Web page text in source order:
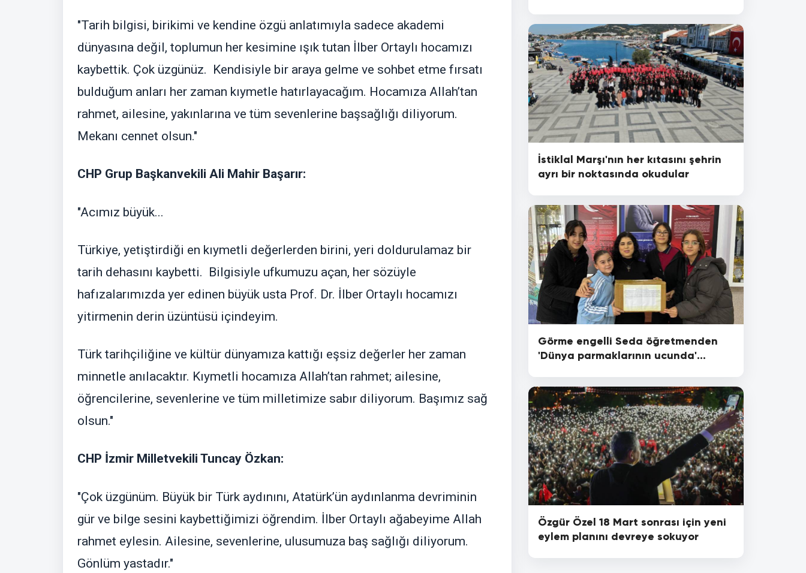
"Tarih bilgisi, birikimi ve kendine özgü anlatımıyla sadece akademi
dünyasına değil, toplumun her kesimine ışık tutan İlber Ortaylı hocamızı
kaybettik. Çok üzgünüz. Kendisiyle bir araya gelme ve sohbet etme fırsatı
bulduğum anları her zaman kıymetle hatırlayacağım. Hocamıza Allah’tan
rahmet, ailesine, yakınlarına ve tüm sevenlerine başsağlığı diliyorum.
Mekanı cennet olsun."
CHP Grup Başkanvekili Ali Mahir Başarır:
"Acımız büyük...
Türkiye, yetiştirdiği en kıymetli değerlerden birini, yeri doldurulamaz bir
tarih dehasını kaybetti. Bilgisiyle ufkumuzu açan, her sözüyle
hafızalarımızda yer edinen büyük usta Prof. Dr. İlber Ortaylı hocamızı
yitirmenin derin üzüntüsü içindeyim.
Türk tarihçiliğine ve kültür dünyamıza kattığı eşsiz değerler her zaman
minnetle anılacaktır. Kıymetli hocamıza Allah’tan rahmet; ailesine,
öğrencilerine, sevenlerine ve tüm milletimize sabır diliyorum. Başımız sağ
olsun."
CHP İzmir Milletvekili Tuncay Özkan:
"Çok üzgünüm. Büyük bir Türk aydınını, Atatürk’ün aydınlanma devriminin
gür ve bilge sesini kaybettiğimizi öğrendim. İlber Ortaylı ağabeyime Allah
rahmet eylesin. Ailesine, sevenlerine, ulusumuza baş sağlığı diliyorum.
Gönlüm yastadır."
İstiklal Marşı'nın her kıtasını şehrin
ayrı bir noktasında okudular
Görme engelli Seda öğretmenden
'Dünya parmaklarının ucunda'
Özgür Özel 18 Mart sonrası için yeni
eylem planını devreye sokuyor